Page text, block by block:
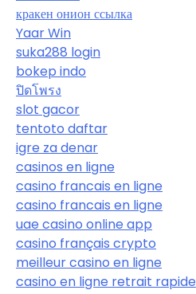
кракен онион ссылка
Yaar Win
suka288 login
bokep indo
ปิดโพรง
slot gacor
tentoto daftar
igre za denar
casinos en ligne
casino francais en ligne
casino francais en ligne
uae casino online app
casino français crypto
meilleur casino en ligne
casino en ligne retrait rapide